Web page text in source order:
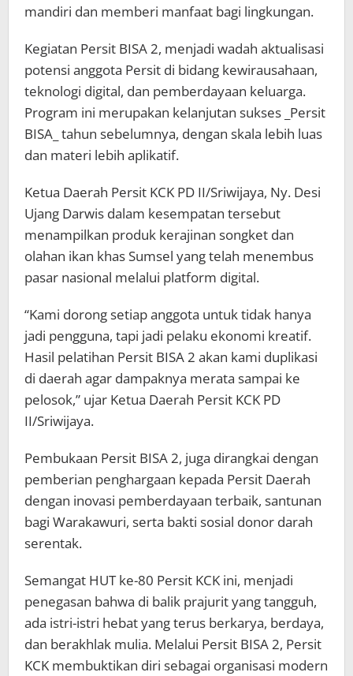
mandiri dan memberi manfaat bagi lingkungan.
Kegiatan Persit BISA 2, menjadi wadah aktualisasi
potensi anggota Persit di bidang kewirausahaan,
teknologi digital, dan pemberdayaan keluarga.
Program ini merupakan kelanjutan sukses _Persit
BISA_ tahun sebelumnya, dengan skala lebih luas
dan materi lebih aplikatif.
Ketua Daerah Persit KCK PD II/Sriwijaya, Ny. Desi
Ujang Darwis dalam kesempatan tersebut
menampilkan produk kerajinan songket dan
olahan ikan khas Sumsel yang telah menembus
pasar nasional melalui platform digital.
“Kami dorong setiap anggota untuk tidak hanya
jadi pengguna, tapi jadi pelaku ekonomi kreatif.
Hasil pelatihan Persit BISA 2 akan kami duplikasi
di daerah agar dampaknya merata sampai ke
pelosok,” ujar Ketua Daerah Persit KCK PD
II/Sriwijaya.
Pembukaan Persit BISA 2, juga dirangkai dengan
pemberian penghargaan kepada Persit Daerah
dengan inovasi pemberdayaan terbaik, santunan
bagi Warakawuri, serta bakti sosial donor darah
serentak.
Semangat HUT ke-80 Persit KCK ini, menjadi
penegasan bahwa di balik prajurit yang tangguh,
ada istri-istri hebat yang terus berkarya, berdaya,
dan berakhlak mulia. Melalui Persit BISA 2, Persit
KCK membuktikan diri sebagai organisasi modern